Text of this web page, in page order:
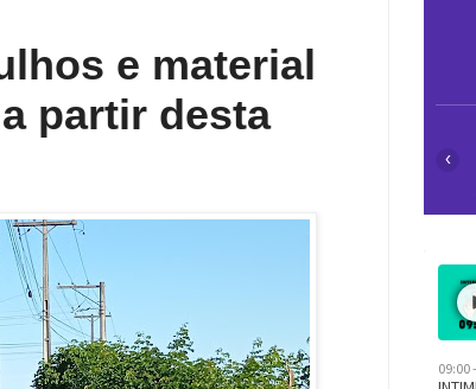
e material
partir desta
‹